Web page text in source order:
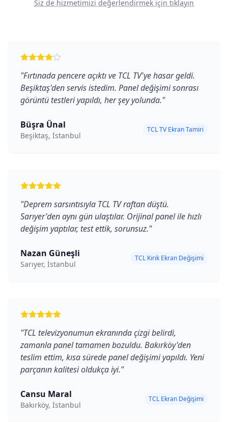
Siz de hizmetimizi değerlendirmek için tıklayın
"Fırtınada pencere açıktı ve TCL TV'ye hasar geldi.
Beşiktaş'den servis istedim. Panel değişimi sonrası
görüntü testleri yapıldı, her şey yolunda."
Büşra Ünal
Beşiktaş, İstanbul
TCL TV Ekran Tamiri
"Deprem sarsıntısıyla TCL TV raftan düştü.
Sarıyer'den aynı gün ulaştılar. Orijinal panel ile hızlı
değişim yaptılar, test ettik, sorunsuz."
Nazan Güneşli
Sarıyer, İstanbul
TCL Kırık Ekran Değişimi
"TCL televizyonumun ekranında çizgi belirdi,
zamanla panel tamamen bozuldu. Bakırköy'den
teslim ettim, kısa sürede panel değişimi yapıldı. Yeni
parçanın kalitesi oldukça iyi."
Cansu Maral
Bakırköy, İstanbul
TCL Ekran Değişimi